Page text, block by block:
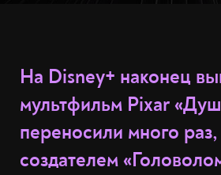
На Disney+ наконец
мультфильм Pixar
переносили много
создателем